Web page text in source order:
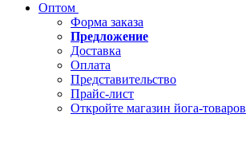
Оптом
Форма заказа
Предложение
Доставка
Оплата
Представительство
Прайс-лист
Откройте магазин йога-товаров